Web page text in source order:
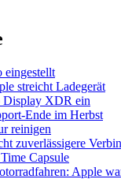
eingestellt
streicht Ladegerät
Display XDR ein
Ende im Herbst
reinigen
zuverlässigere
Capsule
Apple